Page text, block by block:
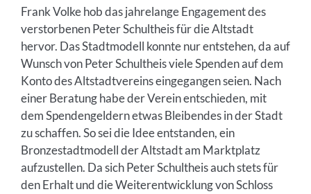
Frank Volke hob das jahrelange Engagement des
verstorbenen Peter Schultheis für die Altstadt
hervor. Das Stadtmodell konnte nur entstehen, da auf
Wunsch von Peter Schultheis viele Spenden auf dem
Konto des Altstadtvereins eingegangen seien. Nach
einer Beratung habe der Verein entschieden, mit
dem Spendengeldern etwas Bleibendes in der Stadt
zu schaffen. So sei die Idee entstanden, ein
Bronzestadtmodell der Altstadt am Marktplatz
aufzustellen. Da sich Peter Schultheis auch stets für
den Erhalt und die Weiterentwicklung von Schloss